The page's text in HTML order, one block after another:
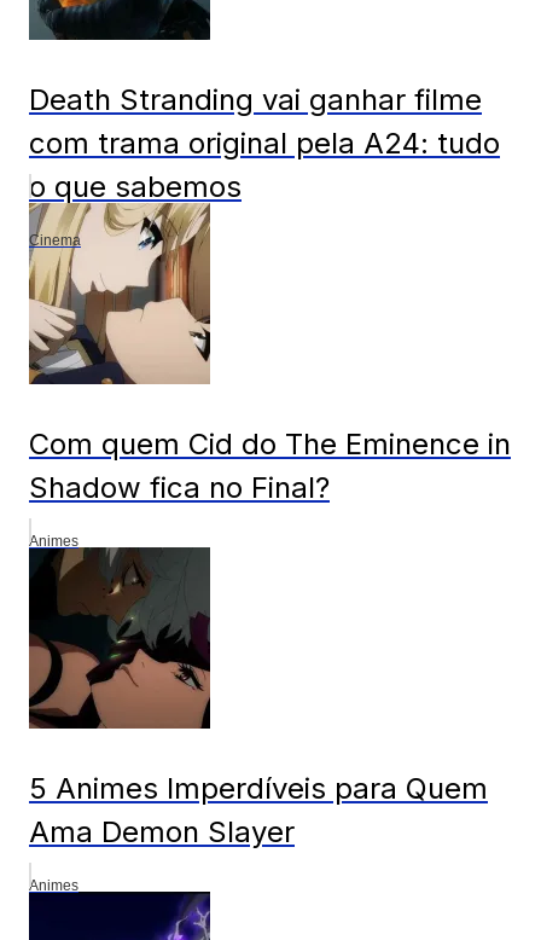
Death Stranding vai ganhar filme
com trama original pela A24: tudo
o que sabemos
Cinema
Com quem Cid do The Eminence in
Shadow fica no Final?
Animes
5 Animes Imperdíveis para Quem
Ama Demon Slayer
Animes